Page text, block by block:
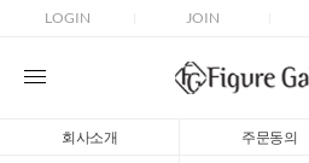
LOGIN JOIN
회사소개 주문동의